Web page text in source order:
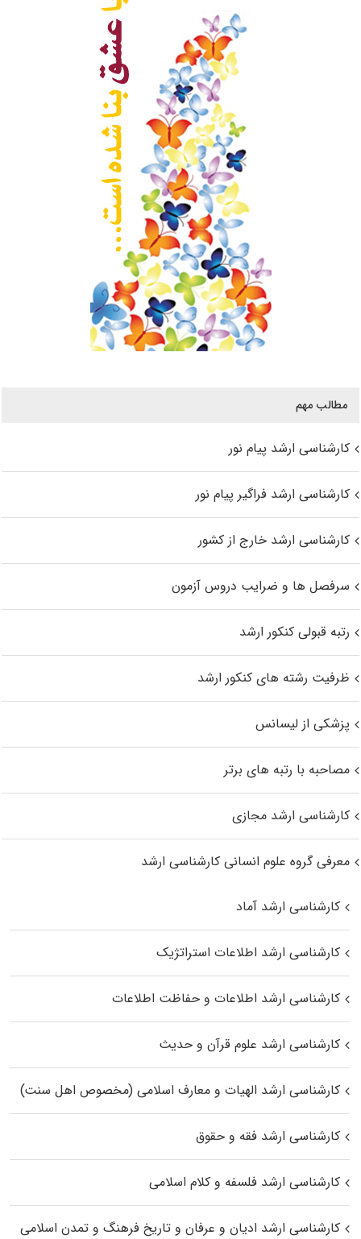
مطالب مهم
کارشناسی ارشد پیام نور
کارشناسی ارشد فراگیر پیام نور
کارشناسی ارشد خارج از کشور
سرفصل ها و ضرایب دروس آزمون
رتبه قبولی کنکور ارشد
ظرفیت رشته های کنکور ارشد
پزشکی از لیسانس
مصاحبه با رتبه های برتر
کارشناسی ارشد مجازی
معرفی گروه علوم انسانی کارشناسی ارشد
کارشناسی ارشد آماد
کارشناسی ارشد اطلاعات استراتژیک
کارشناسی ارشد اطلاعات و حفاظت اطلاعات
کارشناسی ارشد علوم قرآن و حدیث
کارشناسی ارشد الهیات و معارف اسلامی (مخصوص اهل سنت)
کارشناسی ارشد فقه و حقوق
کارشناسی ارشد فلسفه و کلام اسلامی
کارشناسی ارشد ادیان و عرفان و تاریخ فرهنگ و تمدن اسلامی